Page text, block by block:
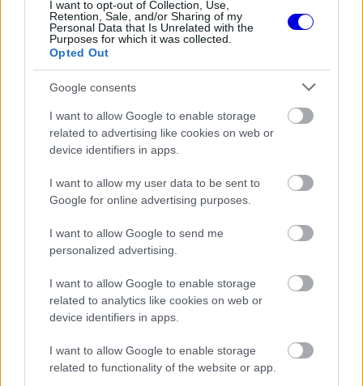
I want to opt-out of Collection, Use,
Retention, Sale, and/or Sharing of my
Personal Data that Is Unrelated with the
Purposes for which it was collected.
Opted Out
Google consents
I want to allow Google to enable storage
related to advertising like cookies on web or
device identifiers in apps.
I want to allow my user data to be sent to
Google for online advertising purposes.
I want to allow Google to send me
personalized advertising.
I want to allow Google to enable storage
related to analytics like cookies on web or
device identifiers in apps.
I want to allow Google to enable storage
related to functionality of the website or app.
A két versenyző így a lehető legtöbb kilométert
tudta megtenni, ami kulcsfontosságú az új
generációs autók kiismeréséhez és a
magabiztosság megszerzéséhez. A munka jövő
héten a szahíri aszfaltcsíkon folytatódik, ahol az
megmutathatja, mire képes valójában, a cél pedig
megismétlése.
EZEKET IS AJÁNLJUK
Komoly döntést hozott a Ferrari,
miközben a Red Bullnál elmaradtak